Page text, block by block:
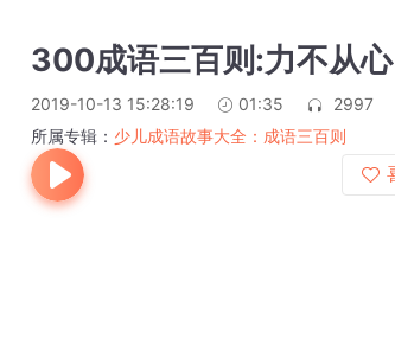
300成语三百则:力不从心
2019-10-13 15:28:19 01:35
2997
所属专辑： 少儿成语故事大全：成语三百则